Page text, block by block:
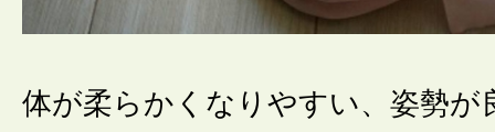
体が柔らかくなりやすい、姿勢が